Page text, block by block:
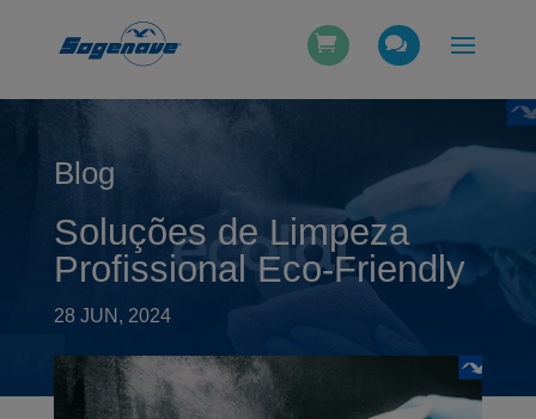
Blog
Soluções de Limpeza
Profissional Eco-Friendly
28 JUN, 2024